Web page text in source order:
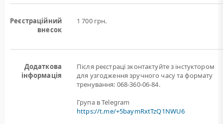
Реєстраційний
внесок
1 700 грн.
Додаткова
інформація
Після реєстрацї зконтактуйте з інстуктором
для узгодження зручного часу та формату
тренування: 068-360-06-84.
Група в Telegram
https://t.me/+5baymRxtTzQ1NWU6